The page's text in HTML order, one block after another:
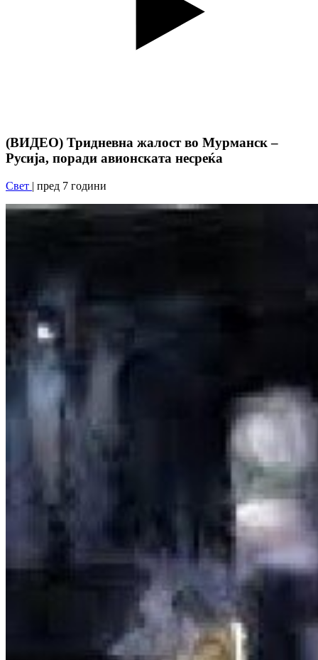
(ВИДЕО) Тридневна жалост во Мурманск –
Русија, поради авионската несреќа
Свет | пред 7 години